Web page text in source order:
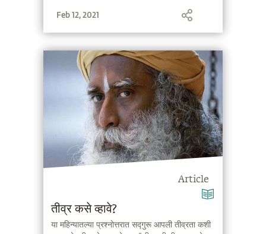
Feb 12, 2021
Article
तीव्र कसे व्हावे?
या महिन्यातल्या प्रश्नोत्तरात सद्गुरू आपली तीव्रता कशी